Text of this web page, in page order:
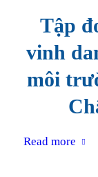
Tập
vinh
môi
Read more